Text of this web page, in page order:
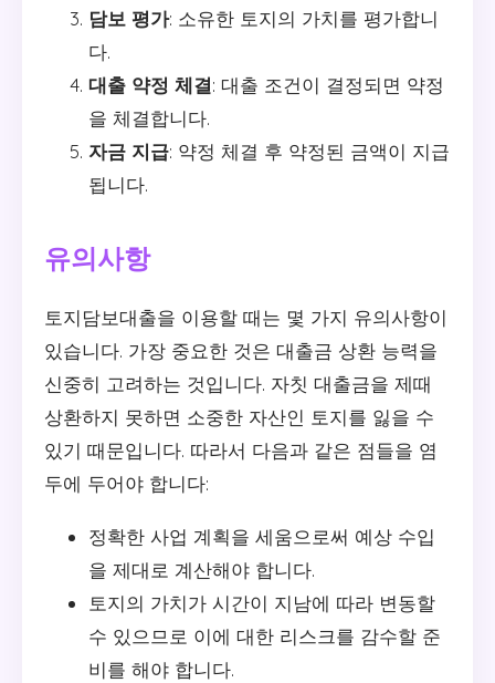
담보 평가: 소유한 토지의 가치를 평가합니
다.
대출 약정 체결: 대출 조건이 결정되면 약정
을 체결합니다.
자금 지급: 약정 체결 후 약정된 금액이 지급
됩니다.
유의사항
토지담보대출을 이용할 때는 몇 가지 유의사항이
있습니다. 가장 중요한 것은 대출금 상환 능력을
신중히 고려하는 것입니다. 자칫 대출금을 제때
상환하지 못하면 소중한 자산인 토지를 잃을 수
있기 때문입니다. 따라서 다음과 같은 점들을 염
두에 두어야 합니다:
정확한 사업 계획을 세움으로써 예상 수입
을 제대로 계산해야 합니다.
토지의 가치가 시간이 지남에 따라 변동할
수 있으므로 이에 대한 리스크를 감수할 준
비를 해야 합니다.